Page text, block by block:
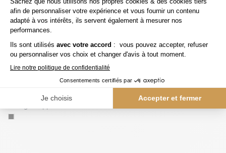
tommy hilfiger
149,00 € tommy hilfiger